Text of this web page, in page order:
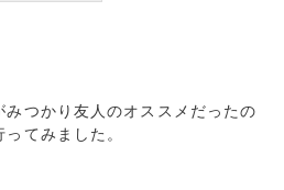
つかり友人のオススメだったの
てみました。